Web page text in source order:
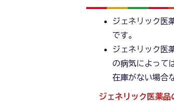
ジェネリック医
です。
ジェネリック医
の病気によって
在庫がない場合
ジェネリック医薬品